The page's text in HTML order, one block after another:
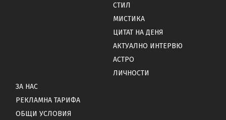
СТИЛ
МИСТИКА
ЦИТАТ НА ДЕНЯ
АКТУАЛНО ИНТЕРВЮ
АСТРО
ЛИЧНОСТИ
ЗА НАС
РЕКЛАМНА ТАРИФА
ОБЩИ УСЛОВИЯ